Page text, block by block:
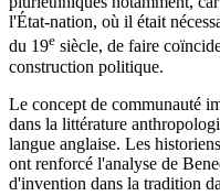
l'État-nation, où il était
du 19e siècle, de faire
construction politique.
Le concept de communauté
dans la littérature
langue anglaise. Les
ont renforcé l'analyse de
d'invention dans la tradition